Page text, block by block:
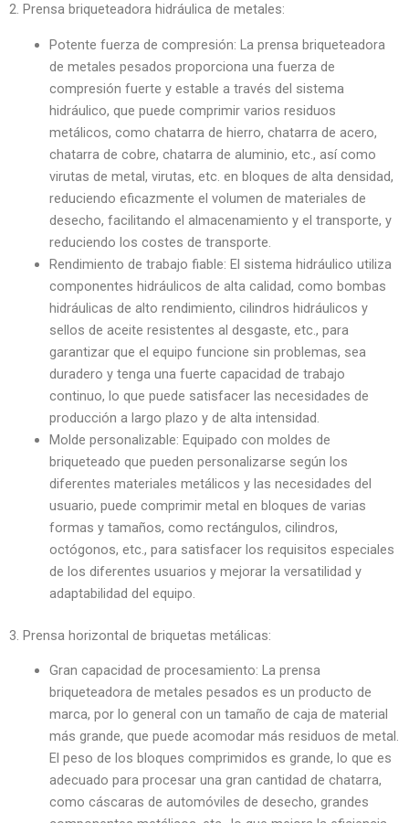
2. Prensa briqueteadora hidráulica de metales:
Potente fuerza de compresión: La prensa briqueteadora
de metales pesados proporciona una fuerza de
compresión fuerte y estable a través del sistema
hidráulico, que puede comprimir varios residuos
metálicos, como chatarra de hierro, chatarra de acero,
chatarra de cobre, chatarra de aluminio, etc., así como
virutas de metal, virutas, etc. en bloques de alta densidad,
reduciendo eficazmente el volumen de materiales de
desecho, facilitando el almacenamiento y el transporte, y
reduciendo los costes de transporte.
Rendimiento de trabajo fiable: El sistema hidráulico utiliza
componentes hidráulicos de alta calidad, como bombas
hidráulicas de alto rendimiento, cilindros hidráulicos y
sellos de aceite resistentes al desgaste, etc., para
garantizar que el equipo funcione sin problemas, sea
duradero y tenga una fuerte capacidad de trabajo
continuo, lo que puede satisfacer las necesidades de
producción a largo plazo y de alta intensidad.
Molde personalizable: Equipado con moldes de
briqueteado que pueden personalizarse según los
diferentes materiales metálicos y las necesidades del
usuario, puede comprimir metal en bloques de varias
formas y tamaños, como rectángulos, cilindros,
octógonos, etc., para satisfacer los requisitos especiales
de los diferentes usuarios y mejorar la versatilidad y
adaptabilidad del equipo.
3. Prensa horizontal de briquetas metálicas:
Gran capacidad de procesamiento: La prensa
briqueteadora de metales pesados es un producto de
marca, por lo general con un tamaño de caja de material
más grande, que puede acomodar más residuos de metal.
El peso de los bloques comprimidos es grande, lo que es
adecuado para procesar una gran cantidad de chatarra,
como cáscaras de automóviles de desecho, grandes